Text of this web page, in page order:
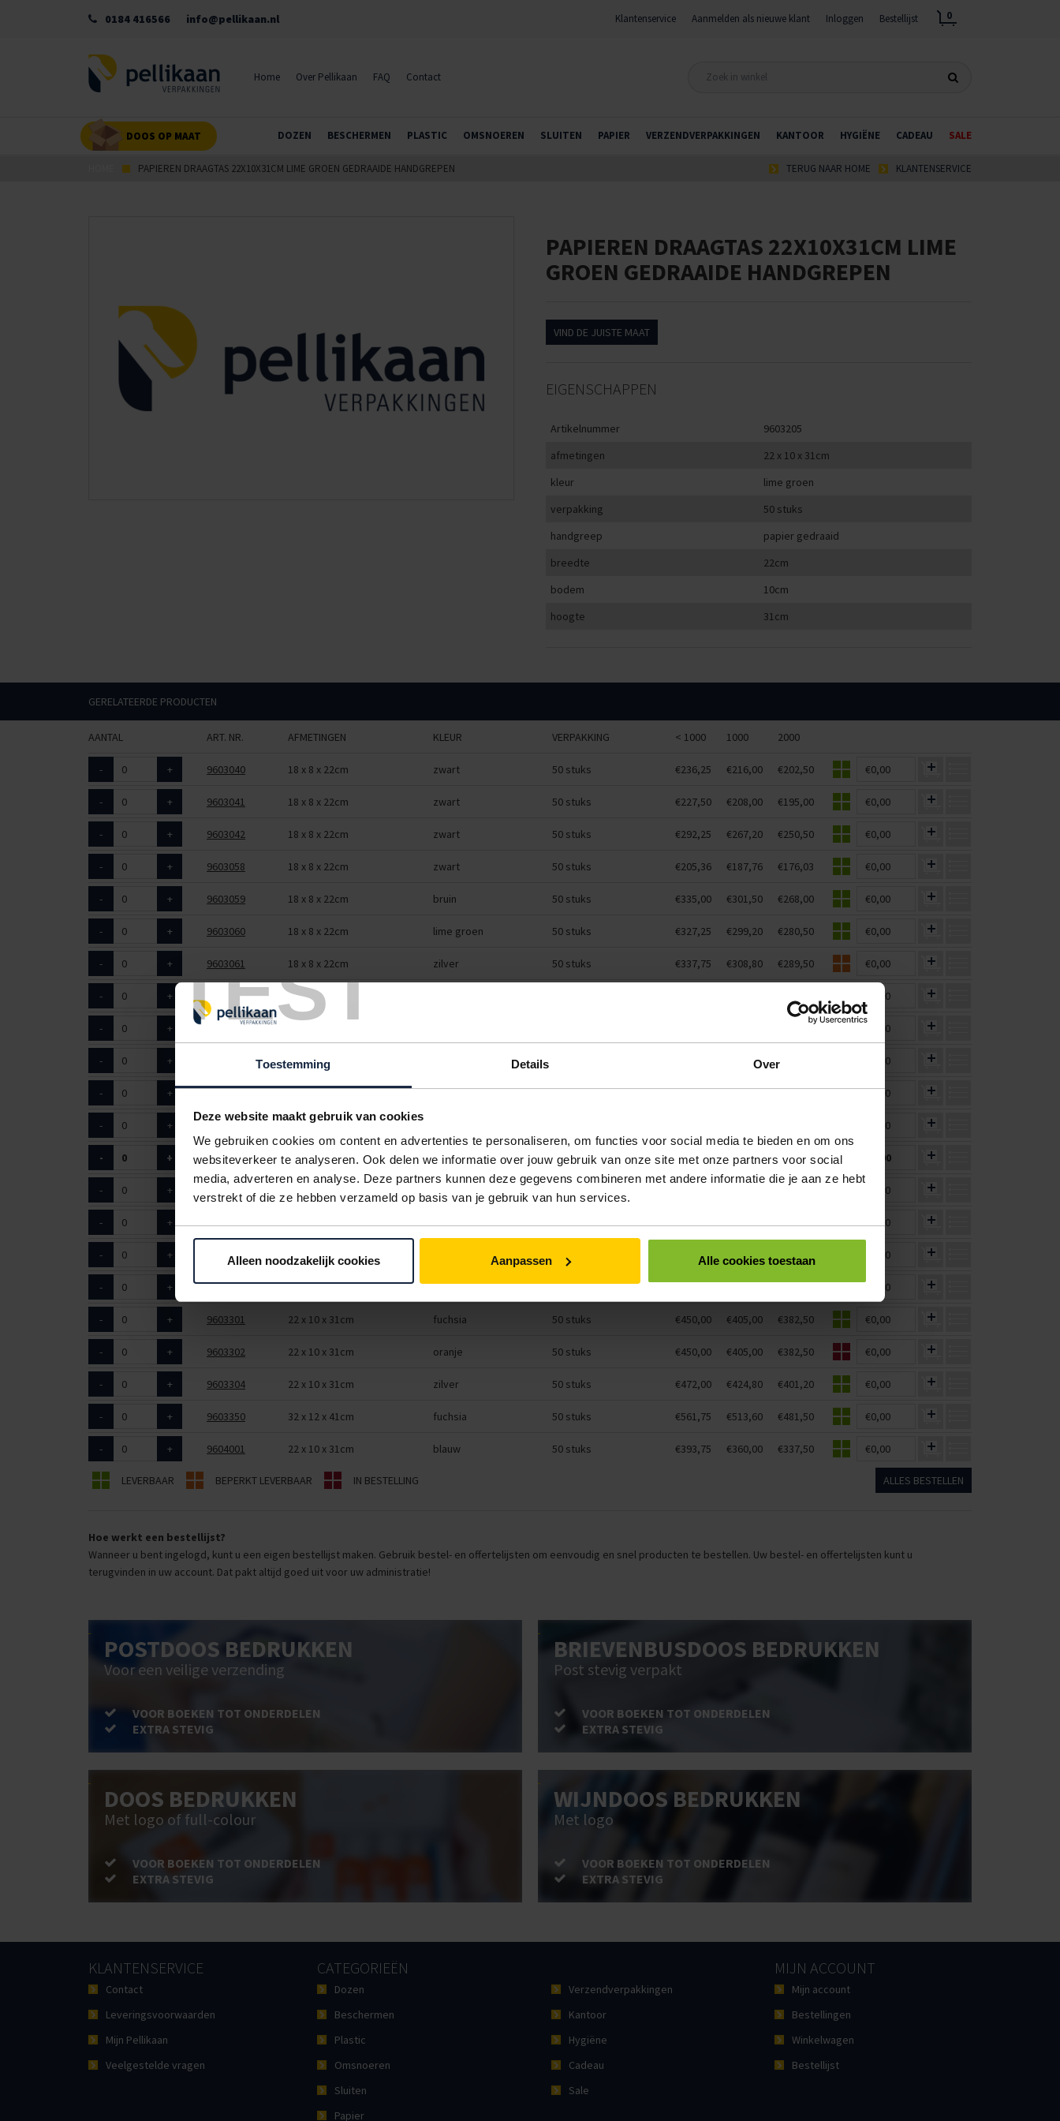
TEST
Toestemming Details Over
Deze website maakt gebruik van cookies
We gebruiken cookies om content en advertenties te personaliseren, om functies voor social media te bieden en om ons
websiteverkeer te analyseren. Ook delen we informatie over jouw gebruik van onze site met onze partners voor social
media, adverteren en analyse. Deze partners kunnen deze gegevens combineren met andere informatie die je aan ze hebt
verstrekt of die ze hebben verzameld op basis van je gebruik van hun services.
Alleen noodzakelijk cookies Aanpassen Alle cookies toestaan
0184 416566 info@pellikaan.nl Klantenservice Aanmelden als nieuwe klant Inloggen Bestellijst 0
Home Over Pellikaan FAQ Contact
DOZEN BESCHERMEN PLASTIC OMSNOEREN SLUITEN PAPIER VERZENDVERPAKKINGEN KANTOOR HYGIËNE CADEAU SALE
DOOS OP MAAT
PAPIEREN DRAAGTAS 22X10X31CM LIME GROEN GEDRAAIDE HANDGREPEN KLANTENSERVICE
TERUG NAAR HOME
PAPIEREN DRAAGTAS 22X10X31CM LIME
GROEN GEDRAAIDE HANDGREPEN
VIND DE JUISTE MAAT
EIGENSCHAPPEN
Artikelnummer
9603205
afmetingen
22 x 10 x 31cm
kleur
lime groen
verpakking
50 stuks
handgreep
papier gedraaid
breedte
22cm
bodem
10cm
hoogte
31cm
GERELATEERDE PRODUCTEN
AANTAL ART. NR. AFMETINGEN KLEUR VERPAKKING < 1000 1000 2000
- + 9603040 18 x 8 x 22cm zwart 50 stuks €236,25 €216,00 €202,50 €0,00
- + 9603041 18 x 8 x 22cm zwart 50 stuks €227,50 €208,00 €195,00 €0,00
- + 9603042 18 x 8 x 22cm zwart 50 stuks €292,25 €267,20 €250,50 €0,00
- + 9603058 18 x 8 x 22cm zwart 50 stuks €205,36 €187,76 €176,03 €0,00
- + 9603059 18 x 8 x 22cm bruin 50 stuks €335,00 €301,50 €268,00 €0,00
- + 9603060 18 x 8 x 22cm lime groen 50 stuks €327,25 €299,20 €280,50 €0,00
- + 9603061 18 x 8 x 22cm zilver 50 stuks €337,75 €308,80 €289,50 €0,00
- + 9603062 18 x 8 x 22cm €0,00
- + 9603063 €280,50 €0,00
- + 18 x 8 x 22cm €299,20 €280,50 €0,00
- + 9603197 32 x 12 x 41cm rood 50 stuks €561,75 €513,60 €481,50 €0,00
- + 9603198 32 x 12 x 41cm €0,00
- + 9603205 22 x 10 x 31cm lime groen 50 stuks €393,75 €360,00 €337,50 €0,00
- + 9603222 18 x 8 x 22cm blauw 50 stuks €280,50 €0,00
- + 9603224 22 x 10 x 31cm rood 50 stuks €450,00 €405,00 €382,50 €0,00
- + 9603260 32 x 12 x 41cm 50 stuks €561,75 €513,60 €481,50 €0,00
- + 9603300 22 x 10 x 31cm wit 50 stuks €374,00 €336,60 €317,90 €0,00
- + 9603301 22 x 10 x 31cm fuchsia 50 stuks €450,00 €405,00 €382,50 €0,00
- + 9603302 22 x 10 x 31cm oranje 50 stuks €450,00 €405,00 €382,50 €0,00
- + 9603304 22 x 10 x 31cm zilver 50 stuks €472,00 €424,80 €401,20 €0,00
- + 9603350 32 x 12 x 41cm fuchsia 50 stuks €561,75 €513,60 €481,50 €0,00
- + 9604001 22 x 10 x 31cm blauw 50 stuks €393,75 €360,00 €337,50 €0,00
LEVERBAAR BEPERKT LEVERBAAR IN BESTELLING ALLES BESTELLEN
Hoe werkt een bestellijst?
Wanneer u bent ingelogd, kunt u een eigen bestellijst maken. Gebruik bestel- en offertelijsten om eenvoudig en snel producten te bestellen. Uw bestel- en offertelijsten kunt u
terugvinden in uw account. Dat pakt altijd goed uit voor uw administratie!
POSTDOOS BEDRUKKEN
Voor een veilige verzending
VOOR BOEKEN TOT ONDERDELEN
EXTRA STEVIG
BRIEVENBUSDOOS BEDRUKKEN
Post stevig verpakt
VOOR BOEKEN TOT ONDERDELEN
EXTRA STEVIG
DOOS BEDRUKKEN
Met logo of full-colour
VOOR BOEKEN TOT ONDERDELEN
EXTRA STEVIG
WIJNDOOS BEDRUKKEN
Met logo
VOOR BOEKEN TOT ONDERDELEN
EXTRA STEVIG
KLANTENSERVICE
Contact
Leveringsvoorwaarden
Mijn Pellikaan
Veelgestelde vragen
CATEGORIEËN
Dozen
Beschermen
Plastic
Omsnoeren
Sluiten
Papier
Verzendverpakkingen
Kantoor
Hygiëne
Cadeau
Sale
MIJN ACCOUNT
Mijn account
Bestellingen
Winkelwagen
Bestellijst